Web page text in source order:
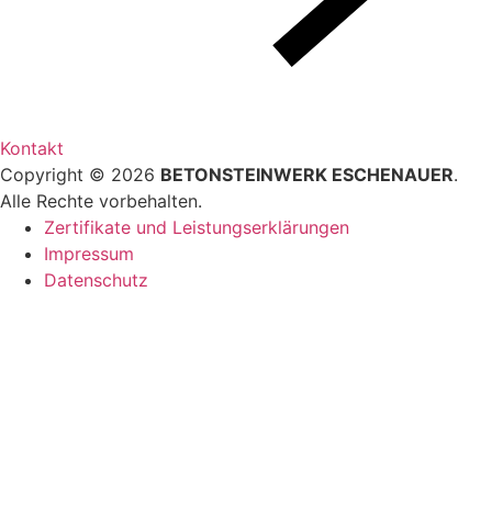
Kontakt
Copyright © 2026 BETONSTEINWERK ESCHENAUER.
Alle Rechte vorbehalten.
Zertifikate und Leistungserklärungen
Impressum
Datenschutz